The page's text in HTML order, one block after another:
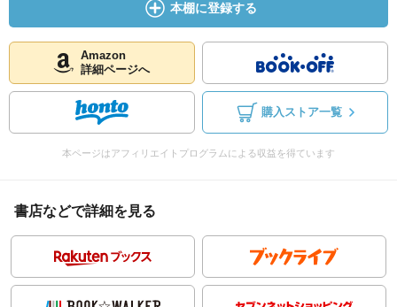
本棚に登録する
Amazon
詳細ページへ
購入ストア一覧
本ページはアフィリエイトプログラムによる収益を得ています
書店などで詳細を見る